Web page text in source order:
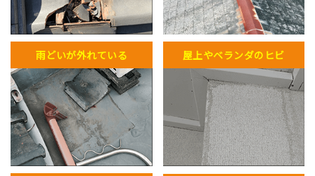
雨どいが外れている 屋上やベランダのヒビ